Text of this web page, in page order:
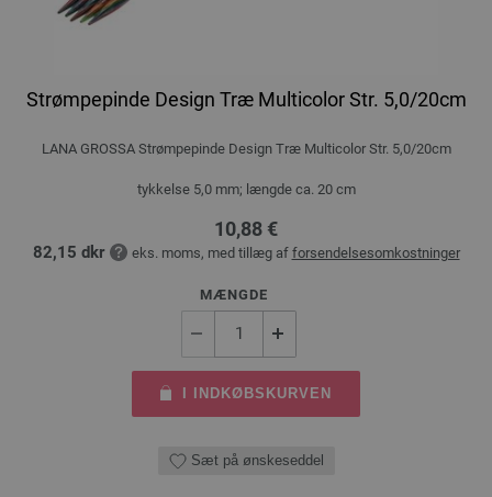
Strømpepinde Design Træ Multicolor Str. 5,0/20cm
LANA GROSSA Strømpepinde Design Træ Multicolor Str. 5,0/20cm
tykkelse 5,0 mm; længde ca. 20 cm
10,88 €
82,15 dkr eks. moms, med tillæg af forsendelsesomkostninger
MÆNGDE
I INDKØBSKURVEN
Sæt på ønskeseddel